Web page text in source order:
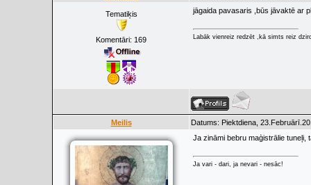
Tematiķis
Komentāri: 169
jāgaida pavasaris ,būs jāvaktē ar
Labāk vienreiz redzēt ,kā simts reiz
Meilis Datums: Piektdiena,
Ja zināmi bebru maģistrālie
Ja vari - dari, ja nevari - nesāc!